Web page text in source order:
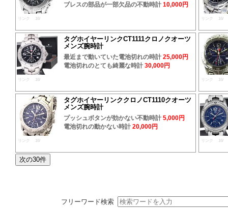
リンク 16/
ブレスの部品が一部欠品の不動時計 10,000円
リンク 16/
リンク 16/
タグホイヤーリンクCT1111クロノクオーツ
メンズ腕時計
最近まで動いていた電池切れの時計 25,000円
電池切れのとても綺麗な時計 30,000円
リンク 16/
リンク 16/
タグホイヤーリンククロノCT1110クオーツ
メンズ腕時計
プッシュボタンが効かない不動時計 5,000円
電池切れの動かない時計 20,000円
リンク 16/
フリーワード検索